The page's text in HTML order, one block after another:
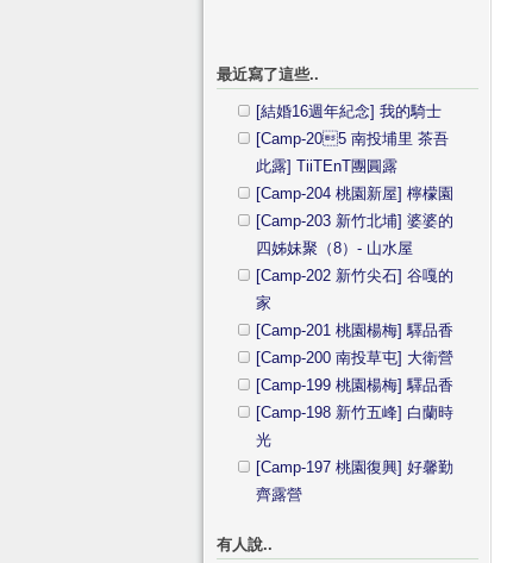
最近寫了這些..
[結婚16週年紀念] 我的騎士
[Camp-205 南投埔里 茶吾
此露] TiiTEnT團圓露
[Camp-204 桃園新屋] 檸檬園
[Camp-203 新竹北埔] 婆婆的
四姊妹聚（8）- 山水屋
[Camp-202 新竹尖石] 谷嘎的
家
[Camp-201 桃園楊梅] 驛品香
[Camp-200 南投草屯] 大衛營
[Camp-199 桃園楊梅] 驛品香
[Camp-198 新竹五峰] 白蘭時
光
[Camp-197 桃園復興] 好馨勤
齊露營
有人說..